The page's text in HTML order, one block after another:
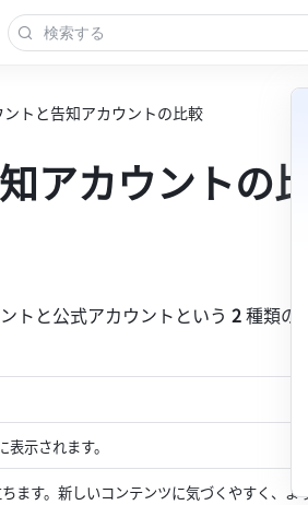
トと告知アカウントの比較
アカウントの
トと公式アカウントという 2 種類の
表示されます。
ます。新しいコンテンツに気づくやすく、よ